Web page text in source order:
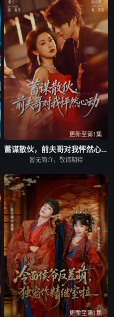
更新至第1集
蓄谋散伙，前夫哥对我怦然心动
暂无简介，敬请期待
更新至第1集